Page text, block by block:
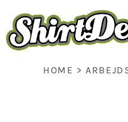
HOME >
PRODUKTER
PRODUKTER
STANLEY / STELLA
PRINT ON DEMAND
PRODUKTER (POD)
T-SHIRTS
LANGÆRMET T-SHIRTS
KONTAKT
OM OS
DTG PRINT
HVAD SIGER KUNDERNE /
Om os
DTG print
DTF Digital Transfer
Hvad siger kunderne /
Levering og produktions tider